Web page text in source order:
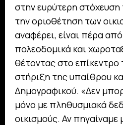
στην ευρύτερη στόχευση
την οριοθέτηση των
αναφέρει, είναι πέρα
πολεοδομικά και
θέτοντας στο επίκεντρο
στήριξη της υπαίθρου
Δημογραφικού. «Δεν
μόνο με πληθυσμιακά
οικισμούς. Αν πηγαίναμε